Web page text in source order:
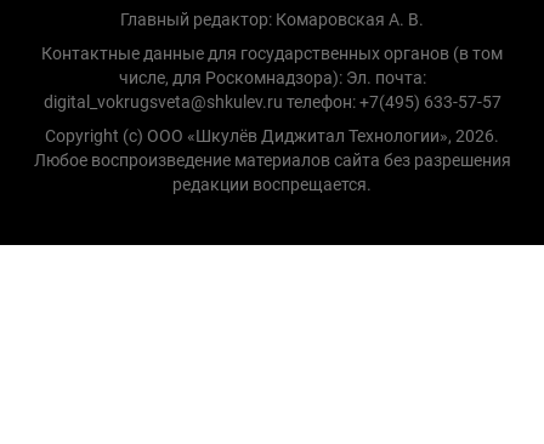
Главный редактор: Комаровская А. В.
Контактные данные для государственных органов (в том
числе, для Роскомнадзора): Эл. почта:
digital_vokrugsveta@shkulev.ru телефон: +7(495) 633-57-57
Copyright (с) ООО «Шкулёв Диджитал Технологии», 2026.
Любое воспроизведение материалов сайта без разрешения
редакции воспрещается.